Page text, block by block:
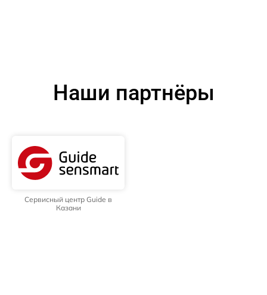
Наши партнёры
Сервисный центр Guide в
Казани